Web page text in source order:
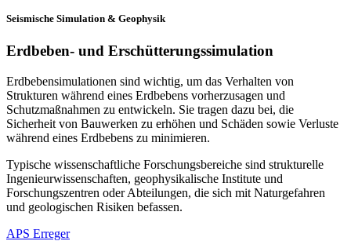
Seismische Simulation & Geophysik
Erdbeben- und Erschütterungssimulation
Erdbebensimulationen sind wichtig, um das Verhalten von
Strukturen während eines Erdbebens vorherzusagen und
Schutzmaßnahmen zu entwickeln. Sie tragen dazu bei, die
Sicherheit von Bauwerken zu erhöhen und Schäden sowie Verluste
während eines Erdbebens zu minimieren.
Typische wissenschaftliche Forschungsbereiche sind strukturelle
Ingenieurwissenschaften, geophysikalische Institute und
Forschungszentren oder Abteilungen, die sich mit Naturgefahren
und geologischen Risiken befassen.
APS Erreger